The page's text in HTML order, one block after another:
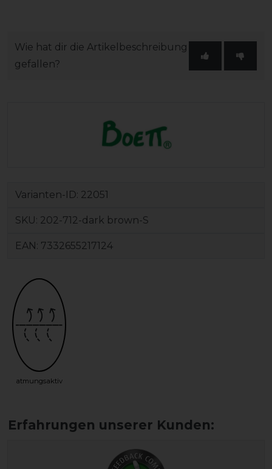
Wie hat dir die Artikelbeschreibung
gefallen?
Varianten-ID: 22051
SKU: 202-712-dark brown-S
EAN: 7332655217124
atmungsaktiv